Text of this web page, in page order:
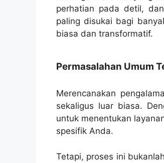
perhatian pada detil,
paling disukai bagi
biasa dan transformatif.
Permasalahan Umum
Merencanakan
sekaligus luar biasa.
untuk menentukan
spesifik Anda.
Tetapi, proses ini